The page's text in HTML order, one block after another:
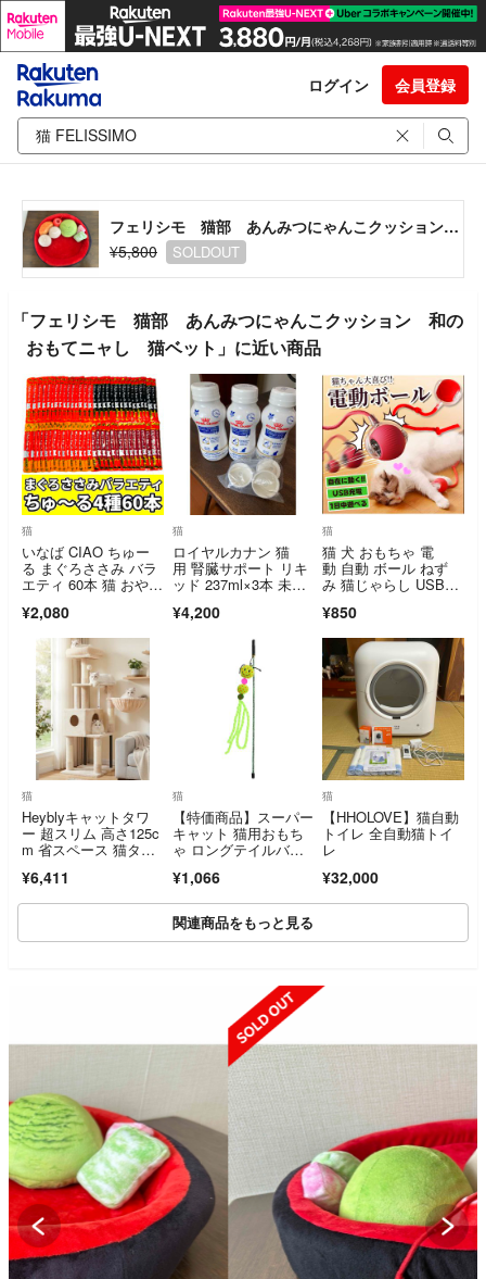
ログイン 会員登録
フェリシモ 猫部 あんみつにゃんこクッション 和のおもてニャし 猫ベット
¥5,800
SOLDOUT
「フェリシモ 猫部 あんみつにゃんこクッション 和の
おもてニャし 猫ベット」に近い商品
猫
いなば CIAO ちゅー
る まぐろささみ バラ
エティ 60本 猫 おや
¥2,080
猫
ロイヤルカナン 猫
用 腎臓サポート リキ
ッド 237ml×3本 未開
¥4,200
猫
猫 犬 おもちゃ 電
動 自動 ボール ねず
み 猫じゃらし USB充
¥850
猫
Heyblyキャットタワ
ー 超スリム 高さ125c
m 省スペース 猫タワ
¥6,411
猫
【特価商品】スーパー
キャット 猫用おもち
ゃ ロングテイルバグ
¥1,066
猫
【HHOLOVE】猫自動
トイレ 全自動猫トイ
レ
¥32,000
関連商品をもっと見る